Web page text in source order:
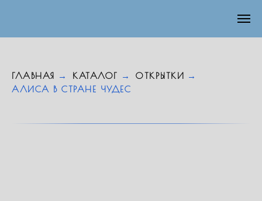
ГЛАВНАЯ → КАТАЛОГ → ОТКРЫТКИ →
АЛИСА В СТРАНЕ ЧУДЕС